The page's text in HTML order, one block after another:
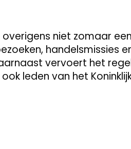
niet zomaar
handelsmissies
vervoert het
leden van het